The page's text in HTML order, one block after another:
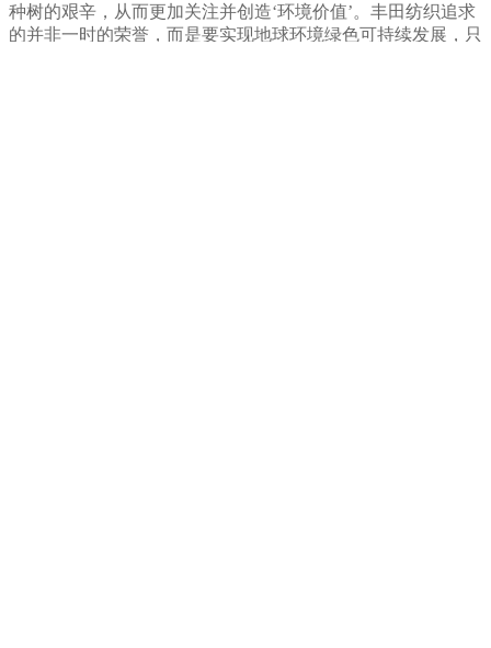
种树的艰辛，从而更加关注并创造‘环境价值’。丰田纺织追求
的并非一时的荣誉，而是要实现地球环境绿色可持续发展，只